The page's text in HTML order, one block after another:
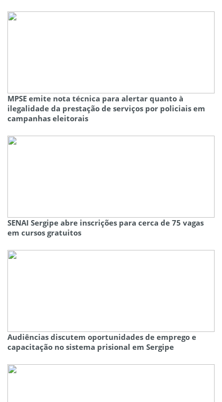
MPSE emite nota técnica para alertar quanto à
ilegalidade da prestação de serviços por policiais em
campanhas eleitorais
SENAI Sergipe abre inscrições para cerca de 75 vagas
em cursos gratuitos
Audiências discutem oportunidades de emprego e
capacitação no sistema prisional em Sergipe